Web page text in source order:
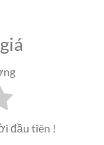
đầu tiên !